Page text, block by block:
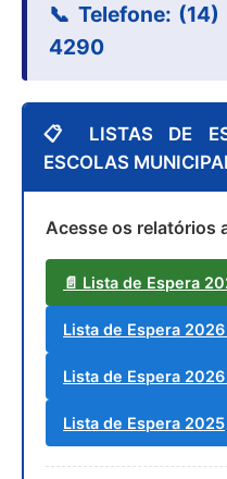
PALESTRA SETEMBRO
Relação dos Itinerários do
Consulta Pública sobre o
Saneamento Básico de Lins
FAQ
Junta Militar
Contato
Lei Orgânica
Educação
Infraestrutura
📞 Telefone:
4290
📋 LISTAS DE
ESCOLAS
Acesse os relatórios
📄 Lista de Espera
Lista de Espera
Lista de Espera
Lista de Espera 2025